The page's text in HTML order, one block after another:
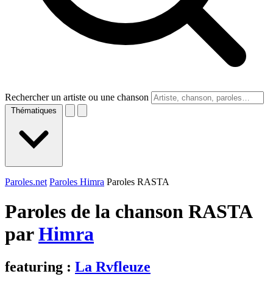
Rechercher un artiste ou une chanson
Thématiques
Paroles.net Paroles Himra Paroles RASTA
Paroles de la chanson RASTA
parHimra
featuring : La Rvfleuze